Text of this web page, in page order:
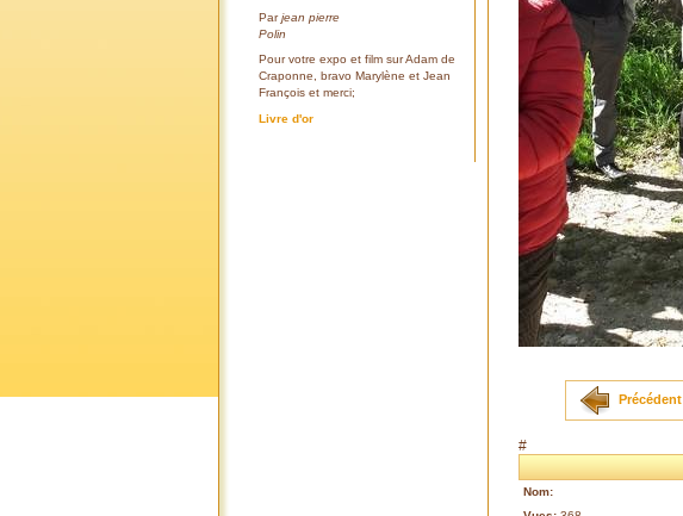
Parjean pierre
Polin
Pour votre expo et film sur Adam de
Craponne, bravo Marylène et Jean
François et merci;
Livre d'or
Précédent
#
Nom: